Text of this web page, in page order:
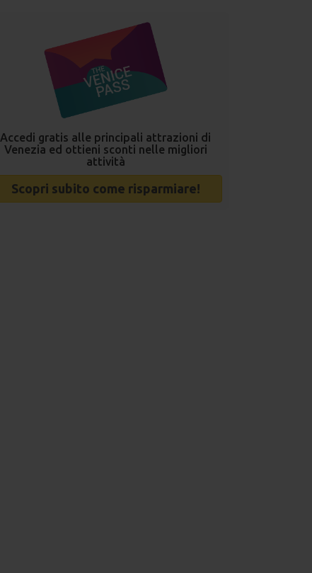
Accedi gratis alle principali attrazioni di
Venezia ed ottieni sconti nelle migliori
attività
Scopri subito come risparmiare!